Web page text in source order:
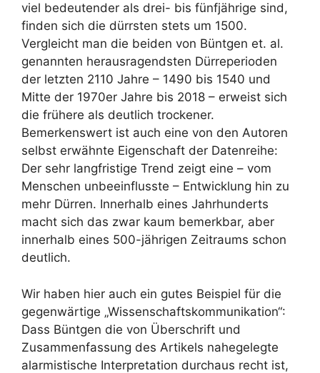
viel bedeutender als drei- bis fünfjährige sind,
finden sich die dürrsten stets um 1500.
Vergleicht man die beiden von Büntgen et. al.
genannten herausragendsten Dürreperioden
der letzten 2110 Jahre – 1490 bis 1540 und
Mitte der 1970er Jahre bis 2018 – erweist sich
die frühere als deutlich trockener.
Bemerkenswert ist auch eine von den Autoren
selbst erwähnte Eigenschaft der Datenreihe:
Der sehr langfristige Trend zeigt eine – vom
Menschen unbeeinflusste – Entwicklung hin zu
mehr Dürren. Innerhalb eines Jahrhunderts
macht sich das zwar kaum bemerkbar, aber
innerhalb eines 500-jährigen Zeitraums schon
deutlich.
Wir haben hier auch ein gutes Beispiel für die
gegenwärtige „Wissenschaftskommunikation“:
Dass Büntgen die von Überschrift und
Zusammenfassung des Artikels nahegelegte
alarmistische Interpretation durchaus recht ist,